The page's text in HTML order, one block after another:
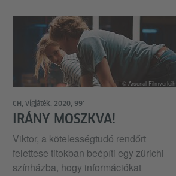
© Arsenal Filmverleih
CH, vígjáték, 2020, 99’
IRÁNY MOSZKVA!
Viktor, a kötelességtudó rendőrt
felettese titokban beépíti egy zürichi
színházba, hogy információkat